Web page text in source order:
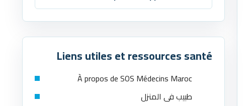
Liens utiles et ressources santé
À propos de SOS Médecins Maroc
طبيب في المنزل